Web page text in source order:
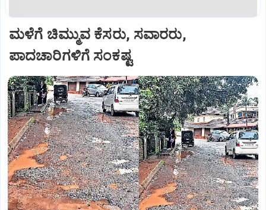
ಮಳೆಗೆ ಚಿಮ್ಮುವ ಕೆಸರು, ಸವಾರರು,
ಪಾದಚಾರಿಗಳಿಗೆ ಸಂಕಷ್ಟ